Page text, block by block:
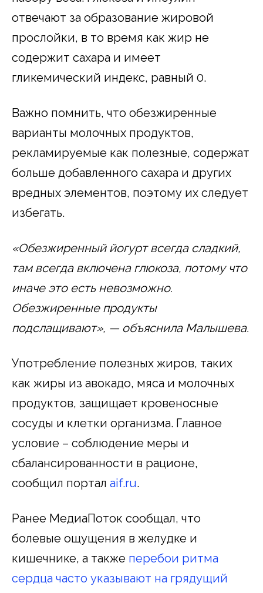
отвечают за образование жировой
прослойки, в то время как жир не
содержит сахара и имеет
гликемический индекс, равный 0.
Важно помнить, что обезжиренные
варианты молочных продуктов,
рекламируемые как полезные, содержат
больше добавленного сахара и других
вредных элементов, поэтому их следует
избегать.
«Обезжиренный йогурт всегда сладкий,
там всегда включена глюкоза, потому что
иначе это есть невозможно.
Обезжиренные продукты
подслащивают», — объяснила Малышева.
Употребление полезных жиров, таких
как жиры из авокадо, мяса и молочных
продуктов, защищает кровеносные
сосуды и клетки организма. Главное
условие – соблюдение меры и
сбалансированности в рационе,
сообщил портал aif.ru.
Ранее МедиаПоток сообщал, что
болевые ощущения в желудке и
кишечнике, а также перебои ритма
сердца часто указывают на грядущий